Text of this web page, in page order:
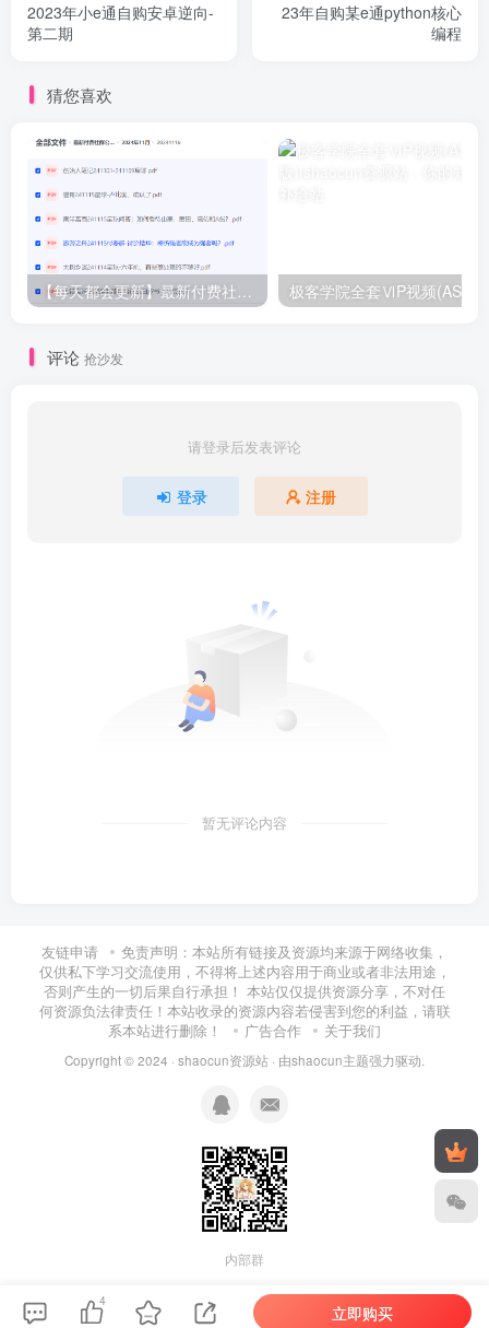
2023年小e通自购安卓逆向-
第二期
23年自购某e通python核心
编程
猜您喜欢
【每天都会更新】最新付费社群公众号文章 极客学院全套ⅥP视频(AS版)
评论 抢沙发
请登录后发表评论
登录 注册
暂无评论内容
友链申请
免责声明：本站所有链接及资源均来源于网络收集，
仅供私下学习交流使用，不得将上述内容用于商业或者非法用途，
否则产生的一切后果自行承担！ 本站仅仅提供资源分享，不对任
何资源负法律责任！本站收录的资源内容若侵害到您的利益，请联
系本站进行删除！
广告合作 关于我们
Copyright © 2024 · shaocun资源站 · 由shaocun主题强力驱动.
内部群
4
立即购买